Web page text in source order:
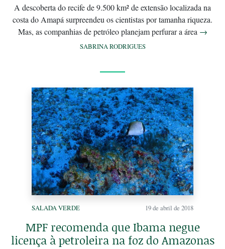
A descoberta do recife de 9.500 km² de extensão localizada na
costa do Amapá surpreendeu os cientistas por tamanha riqueza.
Mas, as companhias de petróleo planejam perfurar a área →
SABRINA RODRIGUES
SALADA VERDE 19 de abril de 2018
MPF recomenda que Ibama negue
licença à petroleira na foz do Amazonas